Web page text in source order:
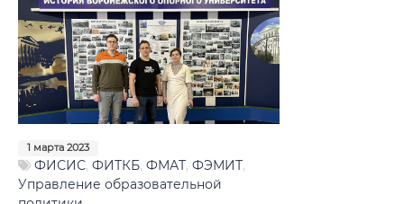
1 марта 2023
ФИСИС, ФИТКБ, ФМАТ, ФЭМИТ,
Управление образовательной